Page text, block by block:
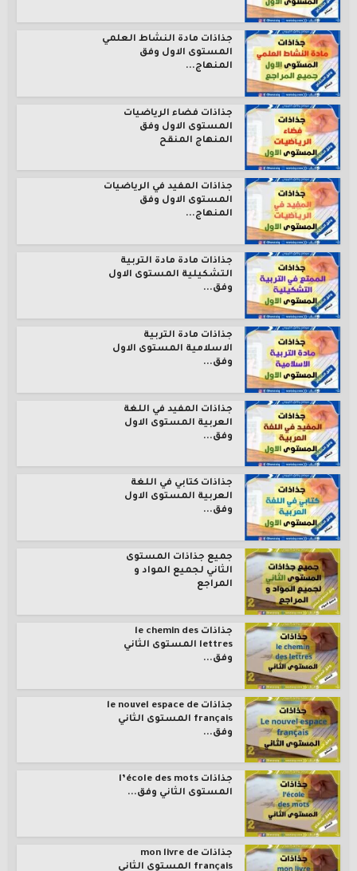
جذاذات مادة النشاط العلمي
المستوى الاول وفق
المنهاج...
جذاذات فضاء الرياضيات
المستوى الاول وفق
المنهاج المنقح
جذاذات المفيد في الرياضيات
المستوى الاول وفق
المنهاج...
جذاذات مادة مادة التربية
التشكيلية المستوى الاول
وفق...
جذاذات مادة التربية
الاسلامية المستوى الاول
وفق...
جذاذات المفيد في اللغة
العربية المستوى الاول
وفق...
جذاذات كتابي في اللغة
العربية المستوى الاول
وفق...
جميع جذاذات المستوى
الثاني لجميع المواد و
المراجع
جذاذات le chemin des
lettres المستوى الثاني
وفق...
جذاذات le nouvel espace de
français المستوى الثاني
وفق...
جذاذات l’école des mots
المستوى الثاني وفق...
جذاذات mon livre de
français المستوى الثاني